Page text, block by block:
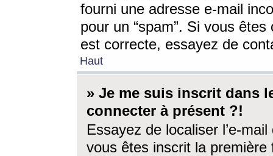
fourni une adresse e-mail
pour un “spam”. Si vous
est correcte, essayez de
Haut
» Je me suis inscrit dans
connecter à présent ?!
Essayez de localiser l’e-
vous êtes inscrit la première